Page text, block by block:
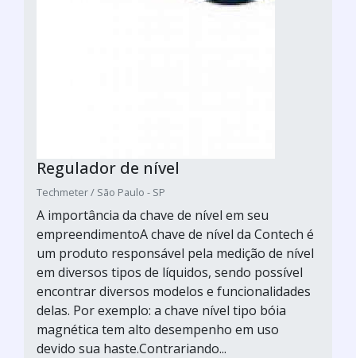
Regulador de nível
Techmeter / São Paulo - SP
A importância da chave de nível em seu
empreendimentoA chave de nível da Contech é
um produto responsável pela medição de nível
em diversos tipos de líquidos, sendo possível
encontrar diversos modelos e funcionalidades
delas. Por exemplo: a chave nível tipo bóia
magnética tem alto desempenho em uso
devido sua haste.Contrariando...